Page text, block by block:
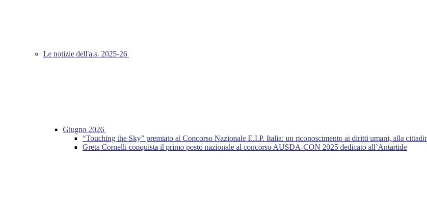
Le notizie dell'a.s. 2025-26
Giugno 2026
“Touching the Sky” premiato al Concorso Nazionale E.I.P. Italia: un riconoscimento ai diritti umani, alla
Greta Cornelli conquista il primo posto nazionale al concorso AUSDA-CON 2025 dedicato all’Antartide